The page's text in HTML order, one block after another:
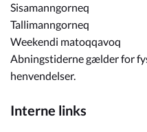
Sisamanngorneq
Tallimanngorneq
Weekendi matoqqavoq
Abningstiderne gælder for
henvendelser.
Interne links